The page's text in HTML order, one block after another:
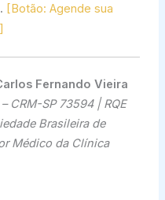
[Botão: Agende sua
Fernando Vieira
CRM-SP 73594 | RQE
Brasileira de
Médico da Clínica